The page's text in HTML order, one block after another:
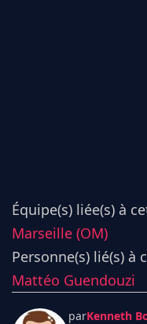
Équipe(s) liée(s) à
Marseille (OM)
Personne(s) lié(s) à
Mattéo Guendouzi
parKenneth